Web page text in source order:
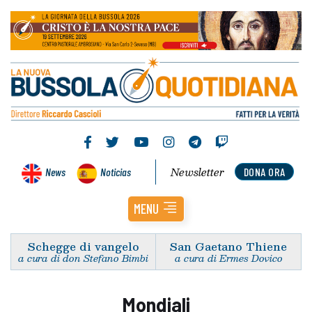
News Noticias DONA ORA
Newsletter
MENU
Schegge di vangelo
a cura di don Stefano Bimbi
San Gaetano Thiene
a cura di Ermes Dovico
Mondiali